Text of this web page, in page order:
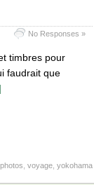
No Responses »
timbres pour
faudrait que
photos voyage, yokohama